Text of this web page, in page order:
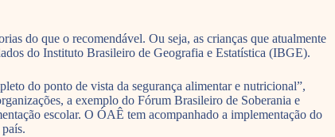
do que o recomendável. Ou seja, as crianças que atualmente
do Instituto Brasileiro de Geografia e Estatística (IBGE).
do ponto de vista da segurança alimentar e nutricional”,
a exemplo do Fórum Brasileiro de Soberania e
escolar. O ÓAÊ tem acompanhado a implementação do